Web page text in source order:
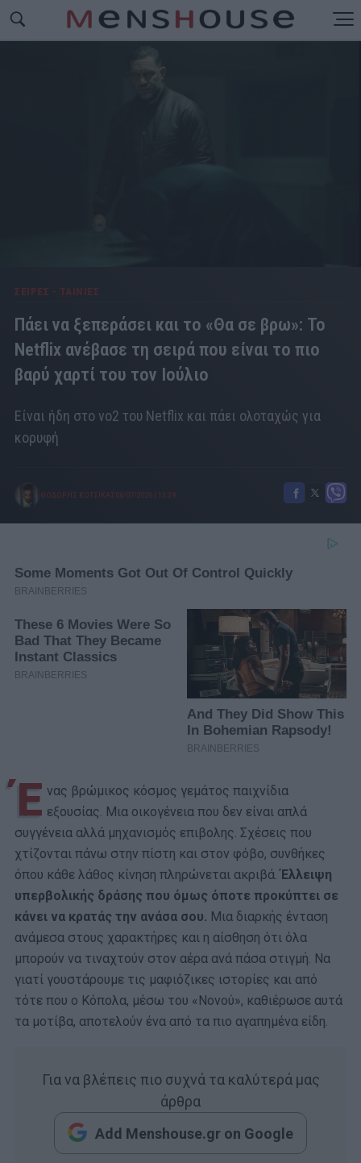
ΣΕΙΡΕΣ - ΤΑΙΝΙΕΣ
Πάει να ξεπεράσει και το «Θα σε βρω»: Το
Netflix ανέβασε τη σειρά που είναι το πιο
βαρύ χαρτί του τον Ιούλιο
Είναι ήδη στο νο2 του Netflix και πάει ολοταχώς για
κορυφή
ΘΟΔΩΡΗΣ ΚΩΤΣΙΚΑΣ 06/07/2026 13:39
Έ νας βρώμικος κόσμος γεμάτος παιχνίδια
εξουσίας. Μια οικογένεια που δεν είναι απλά
συγγένεια αλλά μηχανισμός επιβολης. Σχέσεις που
χτίζονται πάνω στην πίστη και στον φόβο, συνθήκες
όπου κάθε λάθος κίνηση πληρώνεται ακριβά.Έλλειψη
υπερβολικής δράσης που όμως όποτε προκύπτει σε
κάνει να κρατάς την ανάσα σου. Μια διαρκής ένταση
ανάμεσα στους χαρακτήρες και η αίσθηση ότι όλα
μπορούν να τιναχτούν στον αέρα ανά πάσα στιγμή. Να
γιατί γουστάρουμε τις μαφιόζικες ιστορίες και από
τότε που ο Κόπολα, μέσω του «Νονού», καθιέρωσε αυτά
τα μοτίβα, αποτελούν ένα από τα πιο αγαπημένα είδη.
Για να βλέπεις πιο συχνά τα καλύτερά μας
άρθρα
Add Menshouse.gr on Google